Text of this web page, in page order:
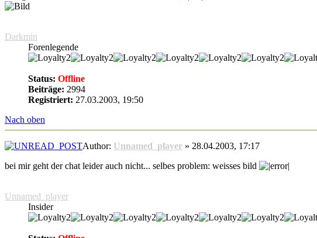
Darkmin
Forenlegende
Status: Offline
Beiträge: 2994
Registriert: 27.03.2003, 19:50
Nach oben
Author: Unnamed_player » 28.04.2003, 17:17
bei mir geht der chat leider auch nicht... selbes problem: weisses bild
Unnamed_player
Insider